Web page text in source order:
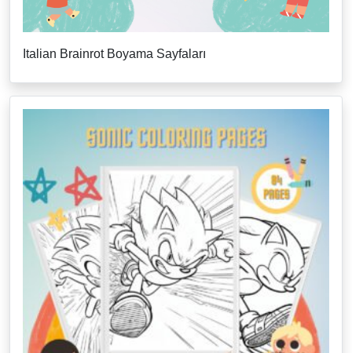
Italian Brainrot Boyama Sayfaları